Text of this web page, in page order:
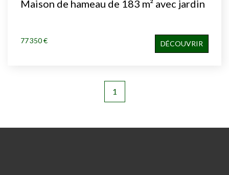
Maison de hameau de 183 m² avec jardin
77 350 € DÉCOUVRIR
1